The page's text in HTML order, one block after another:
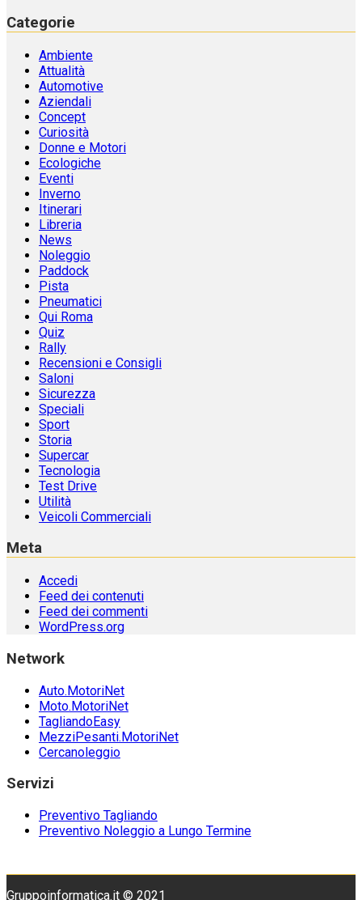
Categorie
Ambiente
Attualità
Automotive
Aziendali
Concept
Curiosità
Donne e Motori
Ecologiche
Eventi
Inverno
Itinerari
Libreria
News
Noleggio
Paddock
Pista
Pneumatici
Qui Roma
Quiz
Rally
Recensioni e Consigli
Saloni
Sicurezza
Speciali
Sport
Storia
Supercar
Tecnologia
Test Drive
Utilità
Veicoli Commerciali
Meta
Accedi
Feed dei contenuti
Feed dei commenti
WordPress.org
Network
Auto.MotoriNet
Moto.MotoriNet
TagliandoEasy
MezziPesanti.MotoriNet
Cercanoleggio
Servizi
Preventivo Tagliando
Preventivo Noleggio a Lungo Termine
Gruppoinformatica.it © 2021